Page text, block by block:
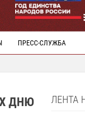
ПРЕСС-СЛУЖБА
ДНЮ
ЛЕНТА